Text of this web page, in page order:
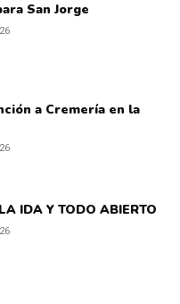
San Jorge
a Cremería en la
IDA Y TODO ABIERTO